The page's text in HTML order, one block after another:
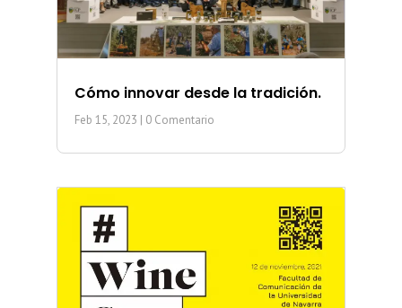
Cómo innovar desde la tradición.
Feb 15, 2023 | 0 Comentario